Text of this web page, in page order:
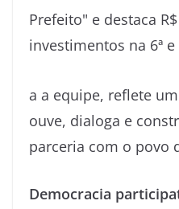
a a equipe, reflete
ouve, dialoga e
parceria com o povo
Democracia